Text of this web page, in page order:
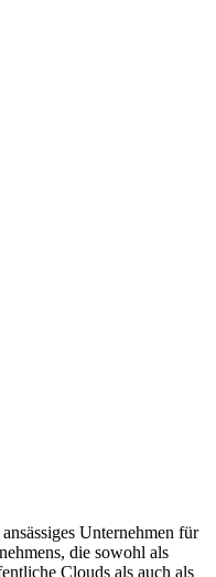
Unternehmen für
die sowohl als
Clouds als auch als